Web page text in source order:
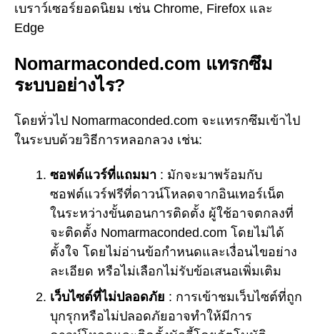
เบราว์เซอร์ยอดนิยม เช่น Chrome, Firefox และ
Edge
Nomarmaconded.com แทรกซึม
ระบบอย่างไร?
โดยทั่วไป Nomarmaconded.com จะแทรกซึมเข้าไป
ในระบบด้วยวิธีการหลอกลวง เช่น:
ซอฟต์แวร์ที่แถมมา : มักจะมาพร้อมกับ
ซอฟต์แวร์ฟรีที่ดาวน์โหลดจากอินเทอร์เน็ต
ในระหว่างขั้นตอนการติดตั้ง ผู้ใช้อาจตกลงที่
จะติดตั้ง Nomarmaconded.com โดยไม่ได้
ตั้งใจ โดยไม่อ่านข้อกำหนดและเงื่อนไขอย่าง
ละเอียด หรือไม่เลือกไม่รับข้อเสนอเพิ่มเติม
เว็บไซต์ที่ไม่ปลอดภัย : การเข้าชมเว็บไซต์ที่ถูก
บุกรุกหรือไม่ปลอดภัยอาจทำให้มีการ